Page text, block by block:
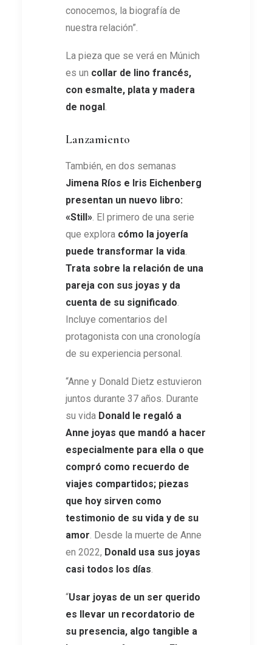
conocemos, la biografía de
nuestra relación”.
La pieza que se verá en Múnich
es un collar de lino francés,
con esmalte, plata y madera
de nogal.
Lanzamiento
También, en dos semanas
Jimena Ríos e Iris Eichenberg
presentan un nuevo libro:
«Still». El primero de una serie
que explora cómo la joyería
puede transformar la vida.
Trata sobre la relación de una
pareja con sus joyas y da
cuenta de su significado.
Incluye comentarios del
protagonista con una cronología
de su experiencia personal.
“Anne y Donald Dietz estuvieron
juntos durante 37 años. Durante
su vida Donald le regaló a
Anne joyas que mandó a hacer
especialmente para ella o que
compró como recuerdo de
viajes compartidos; piezas
que hoy sirven como
testimonio de su vida y de su
amor. Desde la muerte de Anne
en 2022, Donald usa sus joyas
casi todos los días.
“Usar joyas de un ser querido
es llevar un recordatorio de
su presencia, algo tangible a